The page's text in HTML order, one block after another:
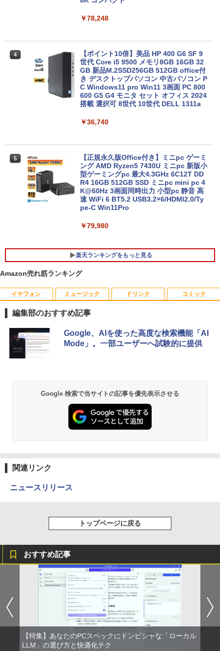
【Celeron4205U 4G 1T(HDD) WiFi 15L
CD(1366x768)】【千葉】保証期間1ヶ月
【ランクA】
￥15,980
レビュー投稿 5年保証｜MS Office 2024
キー DVDドライブ搭載 CD DVD 再生可
｜中古パソコン 中古ノートパソコン 中古
PC オフィス搭載
￥19,800
￥78,248
4
【ポイント10倍】美品 HP 400 G6 SF 9
世代 Core i5 9500 メモリ8GB 16GB 32
GB 新品M.2SSD256GB 512GB office付
き デスクトップパソコン 中古パソコン P
C Windows11 pro Win11 3画面 PC 800
600 G5 G4 モニタ セット オフィス 2024
搭載 選択可 8世代 10世代 DELL 1311a
￥36,740
5
【正規永久版Office付き】ミニpc ゲーミ
ング AMD Ryzen5 7430U ミニpc 新版小
型ゲーミングpc 最大4.3GHz 6C12T DD
R4 16GB 512GB SSD ミニpc mini pc 4
K@60Hz 3画面同時出力 小型pc 静音 高
速 WiFi 6 BT5.2 USB3.2×6/HDMI2.0/Ty
pe-C Win11Pro
￥79,980
楽天ランキングをもっと見る
1
DELL デル E2318H LED液晶モニター 23
インチワイド ブラック 1920×1080 （フ
ルHD）IPSパネル LEDバックライト付 非
スプレイポート VGA VESA準拠【中古】
まで】 モニター 21.5型 液晶ディスプレ
イ ベゼル ディスプレイ 液晶モニター PC
モニター 壁掛け フリッカーレス FreeSy
nc 21.5インチ 角度調節 FullHD ブルー
ライトカット VAパネル VESAフル FHD
3
万色 300nits ΔE＜1 低ブルーライト 大
画面 TÜV認証 目にやさしい 調整可能な
＼メーカー5年保証／【最短即日発送】
【新品】モニター 21.5インチモニター デ
ィスプレイ PCモニター ASUS 液晶ディ
スプレイ VP229HFZ 22型 1920×1080 応
答速度1ms リフレッシュレート100Hz IP
Sパネル 液晶モニター 5年保証付き 動画
閲覧 仕事 在宅 楽天ランキング4冠
1
ブラッククローバー 38 【電子書籍】[ 田
畠裕基 ]
￥770
ト）
魔王城の料理番 〜コワモテ魔族ばかりだ
けど、ホワイトな職場です〜 6巻 【電
子書籍】[ ワイエム系 ]
￥792
Amazon売れ筋ランキング
イヤフォン
Anker Soundcore P40i オフホワイト
￥7,990
Anker Soundcore P31i ホワイト
￥5,990
【2026年アップグレード版】AOKIMI ワイヤ
レスイヤホン bluetooth イヤホン V12 小型
軽量 ブルートゥースHi-Fi 最大36時間再生 ぶ
学/WEB会議 6.0(オフホワイト)
￥2,599
Xiaomi シャオミ REDMI Buds 8 Lite ワイヤ
レスイヤホン Bluetooth 5.4 ノイズキャンセ
リング ANC 36時間再生
￥3,480
ミュージック
BRUCE WAYNE feat. Flo Milli, ATL Jacob
[Explicit]
BRUCE WAYNE feat. Flo Milli, ATL Jacob
￥250
On My Road (Stadium ver.)
BUGS LIFE
￥250
ドリンク
【Amazon.co.jp限定】 い・ろ・は・す 2L P
ET ラベルレス ×8本
by Amazon 天然水 ラベルレス 500ml ×24本
ウォーター ペットボトル 静岡県産 500ミリリ
ットル (Smart Basic)
by Amazon 炭酸水 ラベルレス 500ml ×24本
強炭酸水 ペットボトル 500ミリリットル (Sm
コカ・コーラ やかんの麦茶 from 爽健美茶 ラ
ベルレス 650mlPET×24本
￥2,009
コミック
薬屋のひとりごと 17巻 (デジタル版ビッグガ
ンガンコミックス)
異世界居酒屋「のぶ」(22) (角川コミックス・
￥832
HUNTER×HUNTER モノクロ版 39 (ジャンプ
コミックスDIGITAL)
スーパーの裏でヤニ吸うふたり 9巻 (デジタル
版ビッグガンガンコミックス)
￥810
編集部のおすすめ記事
Google、AIを使った高度な検索機能「AI
Mode」。一部ユーザーへ試験的に提供
Google 検索で当サイトの記事を優先表示させる
関連リンク
ニュースリリース
トップページに戻る
おすすめ記事
【特集】あなたのPCスペックにドンピシャな「ローカル
LLM」の選び方と快適化テク